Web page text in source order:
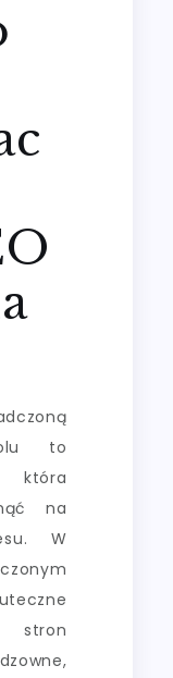
to
która
na
W